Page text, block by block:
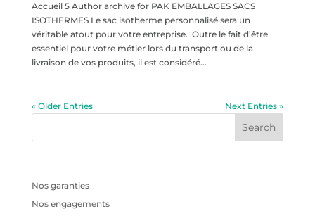
Accueil 5 Author archive for PAK EMBALLAGES SACS
ISOTHERMES Le sac isotherme personnalisé sera un
véritable atout pour votre entreprise. Outre le fait d’être
essentiel pour votre métier lors du transport ou de la
livraison de vos produits, il est considéré...
« Older Entries Next Entries »
Nos garanties
Nos engagements